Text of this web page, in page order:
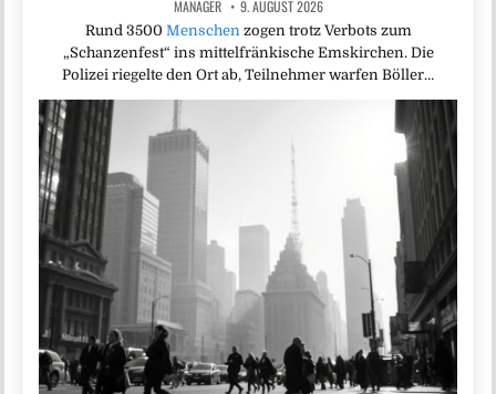
MANAGER 9. AUGUST 2026
Rund 3500 Menschenzogen trotz Verbots zum
„Schanzenfest“ ins mittelfränkische Emskirchen. Die
Polizei riegelte den Ort ab, Teilnehmer warfen Böller…